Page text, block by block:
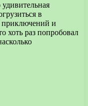
в
и
раз попробовал